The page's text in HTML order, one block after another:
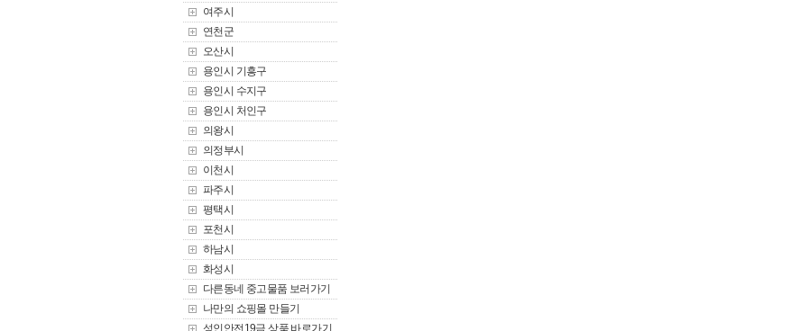
여주시
연천군
오산시
용인시 기흥구
용인시 수지구
용인시 처인구
의왕시
의정부시
이천시
파주시
평택시
포천시
하남시
화성시
다른동네 중고물품 보러가기
나만의 쇼핑몰 만들기
성인안전19금 상품 바로가기